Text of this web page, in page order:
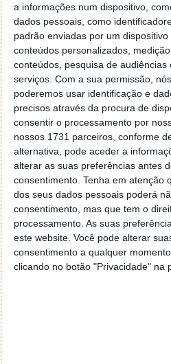
a informações num dispositivo,
dados pessoais, como
padrão enviadas por um
conteúdos personalizados,
conteúdos, pesquisa de audiências
serviços. Com a sua permissão,
poderemos usar identificação e
precisos através da procura de
consentir o processamento por
nossos 1731 parceiros, conforme
alternativa, pode aceder a
alterar as suas preferências antes
consentimento. Tenha em atenção
dos seus dados pessoais poderá
consentimento, mas que tem o
processamento. As suas
este website. Você pode alterar
consentimento a qualquer
clicando no botão "Privacidade" na
Mais de 100.000
É precisamente esta
federal pretende esclarecer.
se o sistema de portas da
defeito de conceção que
segurança pública.
Os investigadores vão
alimentação elétrica das
dispositivos manuais são
decidir, se for o caso, um
problema.